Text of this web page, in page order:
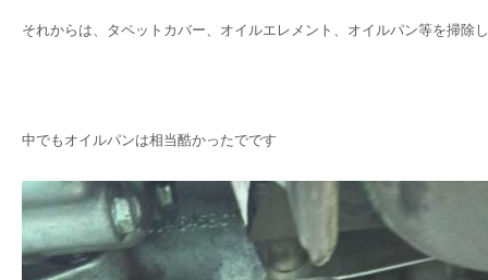
それからは、タペットカバー、オイルエレメント、オイルパン等を掃除
中でもオイルパンは相当酷かったでです